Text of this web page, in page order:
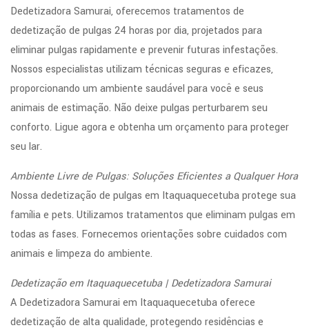
Dedetizadora Samurai, oferecemos tratamentos de
dedetização de pulgas 24 horas por dia, projetados para
eliminar pulgas rapidamente e prevenir futuras infestações.
Nossos especialistas utilizam técnicas seguras e eficazes,
proporcionando um ambiente saudável para você e seus
animais de estimação. Não deixe pulgas perturbarem seu
conforto. Ligue agora e obtenha um orçamento para proteger
seu lar.
Ambiente Livre de Pulgas: Soluções Eficientes a Qualquer Hora
Nossa dedetização de pulgas em Itaquaquecetuba protege sua
família e pets. Utilizamos tratamentos que eliminam pulgas em
todas as fases. Fornecemos orientações sobre cuidados com
animais e limpeza do ambiente.
Dedetização em Itaquaquecetuba | Dedetizadora Samurai
A Dedetizadora Samurai em Itaquaquecetuba oferece
dedetização de alta qualidade, protegendo residências e